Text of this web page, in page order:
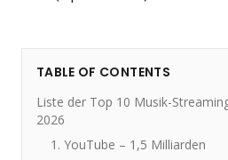
TABLE OF CONTENTS
Liste der Top 10 Musik-
2026
1. YouTube – 1,5 Milliarden